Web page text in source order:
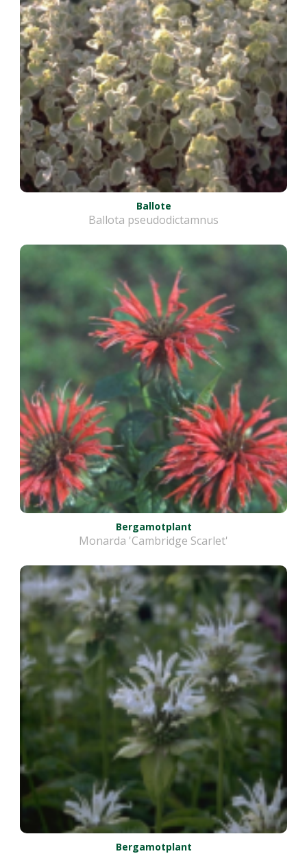
Ballote
Ballota pseudodictamnus
Bergamotplant
Monarda 'Cambridge Scarlet'
Bergamotplant